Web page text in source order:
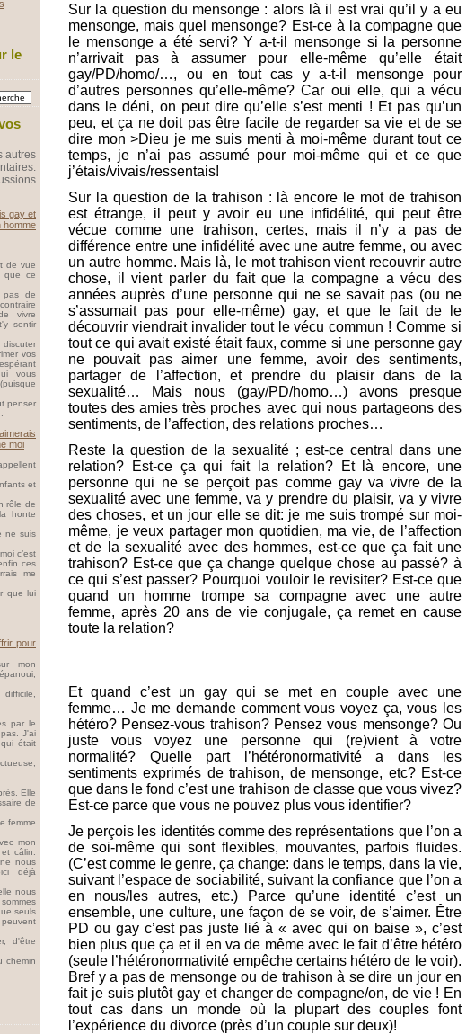
le
autres
gay et
homme
de vue
que ce
de
vivre
sentir
vos
vous
penser
moi
et
rôle de
honte
ne suis
c’est
ces
me
que lui
pour
mon
par le
J'ai
était
Elle
de
femme
mon
câlin.
nous
déjà
nous
seuls
d'être
chemin
Sur la question du mensonge : alors là il est vrai qu’il y a eu
mensonge, mais quel mensonge? Est-ce à la compagne que
le mensonge a été servi? Y a-t-il mensonge si la personne
n’arrivait pas à assumer pour elle-même qu’elle était
gay/PD/homo/…, ou en tout cas y a-t-il mensonge pour
d’autres personnes qu’elle-même? Car oui elle, qui a vécu
dans le déni, on peut dire qu’elle s’est menti ! Et pas qu’un
peu, et ça ne doit pas être facile de regarder sa vie et de se
dire mon >Dieu je me suis menti à moi-même durant tout ce
temps, je n’ai pas assumé pour moi-même qui et ce que
j’étais/vivais/ressentais!
Sur la question de la trahison : là encore le mot de trahison
est étrange, il peut y avoir eu une infidélité, qui peut être
vécue comme une trahison, certes, mais il n’y a pas de
différence entre une infidélité avec une autre femme, ou avec
un autre homme. Mais là, le mot trahison vient recouvrir autre
chose, il vient parler du fait que la compagne a vécu des
années auprès d’une personne qui ne se savait pas (ou ne
s’assumait pas pour elle-même) gay, et que le fait de le
découvrir viendrait invalider tout le vécu commun ! Comme si
tout ce qui avait existé était faux, comme si une personne gay
ne pouvait pas aimer une femme, avoir des sentiments,
partager de l’affection, et prendre du plaisir dans de la
sexualité… Mais nous (gay/PD/homo…) avons presque
toutes des amies très proches avec qui nous partageons des
sentiments, de l’affection, des relations proches…
Reste la question de la sexualité ; est-ce central dans une
relation? Est-ce ça qui fait la relation? Et là encore, une
personne qui ne se perçoit pas comme gay va vivre de la
sexualité avec une femme, va y prendre du plaisir, va y vivre
des choses, et un jour elle se dit: je me suis trompé sur moi-
même, je veux partager mon quotidien, ma vie, de l’affection
et de la sexualité avec des hommes, est-ce que ça fait une
trahison? Est-ce que ça change quelque chose au passé? à
ce qui s’est passer? Pourquoi vouloir le revisiter? Est-ce que
quand un homme trompe sa compagne avec une autre
femme, après 20 ans de vie conjugale, ça remet en cause
toute la relation?
Et quand c’est un gay qui se met en couple avec une
femme… Je me demande comment vous voyez ça, vous les
hétéro? Pensez-vous trahison? Pensez vous mensonge? Ou
juste vous voyez une personne qui (re)vient à votre
normalité? Quelle part l’hétéronormativité a dans les
sentiments exprimés de trahison, de mensonge, etc? Est-ce
que dans le fond c’est une trahison de classe que vous vivez?
Est-ce parce que vous ne pouvez plus vous identifier?
Je perçois les identités comme des représentations que l’on a
de soi-même qui sont flexibles, mouvantes, parfois fluides.
(C’est comme le genre, ça change: dans le temps, dans la vie,
suivant l’espace de sociabilité, suivant la confiance que l’on a
en nous/les autres, etc.) Parce qu’une identité c’est un
ensemble, une culture, une façon de se voir, de s’aimer. Être
PD ou gay c’est pas juste lié à « avec qui on baise », c’est
bien plus que ça et il en va de même avec le fait d’être hétéro
(seule l’hétéronormativité empêche certains hétéro de le voir).
Bref y a pas de mensonge ou de trahison à se dire un jour en
fait je suis plutôt gay et changer de compagne/on, de vie ! En
tout cas dans un monde où la plupart des couples font
l’expérience du divorce (près d’un couple sur deux)!